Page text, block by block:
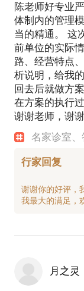
陈老师好专业
体制内的管理
当的精通。 这
前单位的实际
路、经营特点
析说明，给我
回去后就做方
在方案的执行
谢谢老师，谢
名家诊室、
行家回复
谢谢你的好评，
月之灵